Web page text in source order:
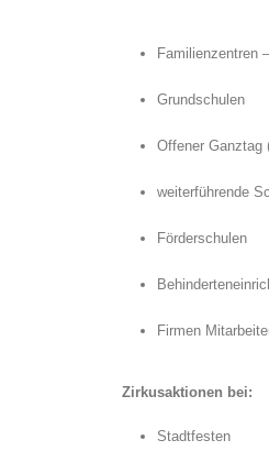
Familienzentren
Grundschulen
Offener Ganztag
weiterführende
Förderschulen
Firmen
Zirkusaktionen bei:
Stadtfesten